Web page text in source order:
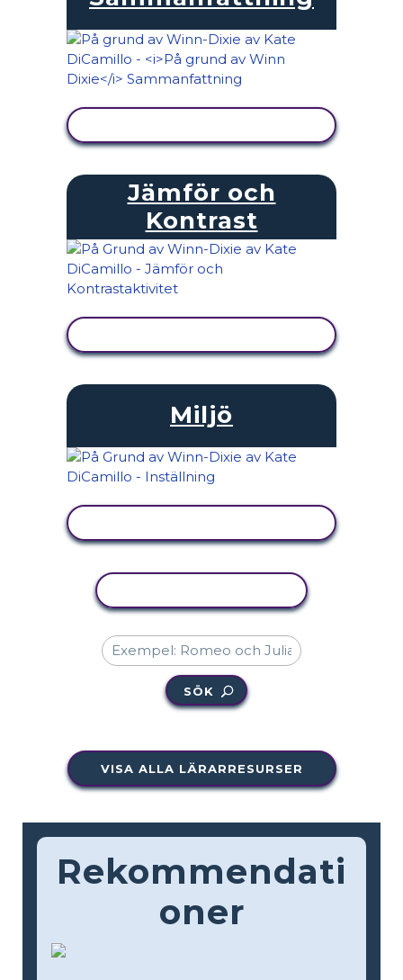
Jämför och
Kontrast
Miljö
SÖK
VISA ALLA LÄRARRESURSER
Rekommendati
oner